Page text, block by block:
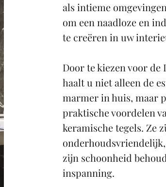
als intieme
om een naadloze en
te creëren in uw
Door te kiezen voor
haalt u niet alleen de
marmer in huis, maar
praktische voordelen
keramische tegels. Ze
zijn schoonheid
inspanning.